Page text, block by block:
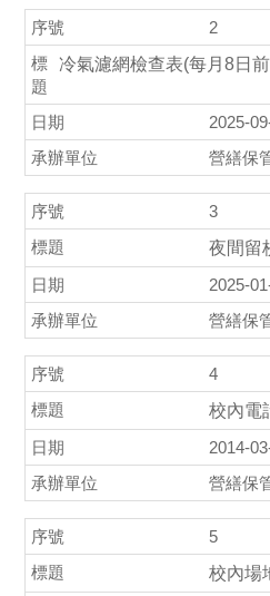
2
冷氣濾網檢查表(每月8日
2025-
營繕保
3
夜間留
2025-
營繕保
4
校內電
2014-
營繕保
5
校內場